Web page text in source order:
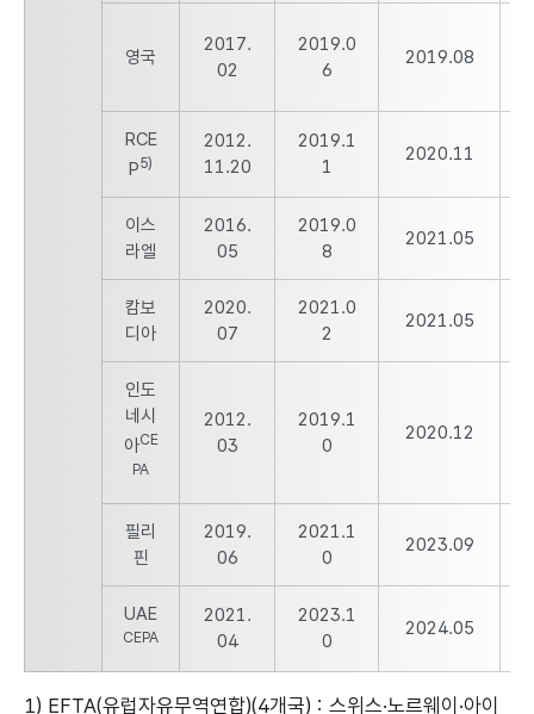
영국
2017.
02
2019.0
6
2019.08
RCE
P5)
2012.
11.20
2019.1
1
2020.11
이스
라엘
2016.
05
2019.0
8
2021.05
캄보
디아
2020.
07
2021.0
2
2021.05
인도
네시
아CE
PA
2012.
03
2019.1
0
2020.12
필리
핀
2019.
06
2021.1
0
2023.09
UAE
CEPA
2021.
04
2023.1
0
2024.05
1) EFTA(유럽자유무역연합)(4개국) : 스위스·노르웨이·아이